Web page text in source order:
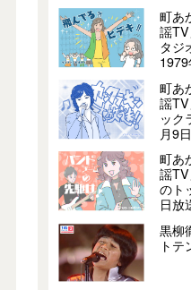
町あ
謡
タジ
町あ
謡
ック
月9
町あ
謡
のト
日放
黒柳
トテ